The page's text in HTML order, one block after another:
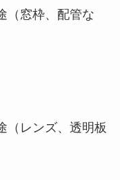
（窓枠、配管な
（レンズ、透明板